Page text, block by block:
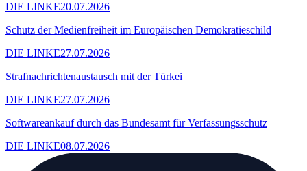
DIE LINKE20.07.2026
Schutz der Medienfreiheit im Europäischen Demokratieschild
DIE LINKE27.07.2026
Strafnachrichtenaustausch mit der Türkei
DIE LINKE27.07.2026
Softwareankauf durch das Bundesamt für Verfassungsschutz
DIE LINKE08.07.2026